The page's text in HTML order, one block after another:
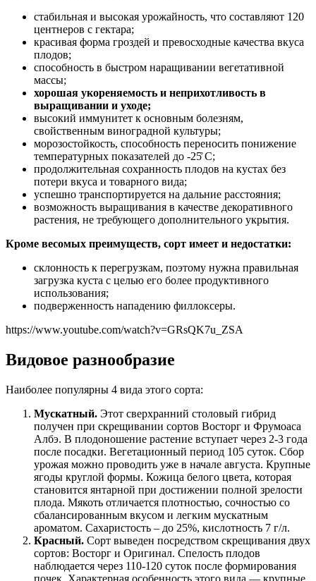
стабильная и высокая урожайность, что составляют 120
центнеров с гектара;
красивая форма гроздей и превосходные качества вкуса
плодов;
способность в быстром наращивании вегетативной
массы;
хорошая укореняемость и неприхотливость в
выращивании и уходе;
высокий иммунитет к основным болезням,
свойственным виноградной культуры;
морозостойкость, способность переносить понижение
температурных показателей до -25̊ C;
продолжительная сохранность плодов на кустах без
потери вкуса и товарного вида;
успешно транспортируется на дальние расстояния;
возможность выращивания в качестве декоративного
растения, не требующего дополнительного укрытия.
Кроме весомых преимуществ, сорт имеет и недостатки:
склонность к перегрузкам, поэтому нужна правильная
загрузка куста с целью его более продуктивного
использования;
подверженность нападению филлоксеры.
https://www.youtube.com/watch?v=GRsQK7u_ZSA
Видовое разнообразие
Наиболее популярны 4 вида этого сорта:
Мускатный. Этот сверхранний столовый гибрид
получен при скрещивании сортов Восторг и Фрумоаса
Албэ. В плодоношение растение вступает через 2-3 года
после посадки. Вегетационный период 105 суток. Сбор
урожая можно проводить уже в начале августа. Крупные
ягоды круглой формы. Кожица белого цвета, которая
становится янтарной при достижении полной зрелости
плода. Мякоть отличается плотностью, сочностью со
сбалансированным вкусом и легким мускатным
ароматом. Сахаристость – до 25%, кислотность 7 г/л.
Красный. Сорт выведен посредством скрещивания двух
сортов: Восторг и Оригинал. Спелость плодов
наблюдается через 110-120 суток после формирования
почек. Характерная особенность этого вида — крупные